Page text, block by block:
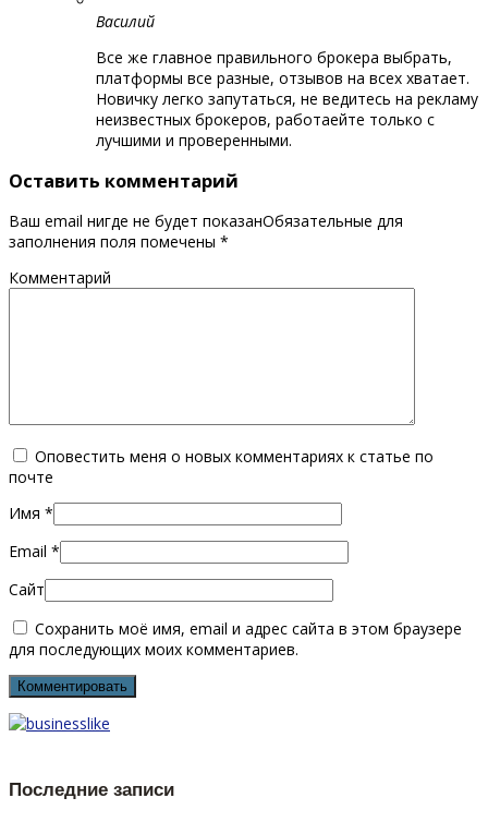
Василий
Все же главное правильного брокера выбрать,
платформы все разные, отзывов на всех хватает.
Новичку легко запутаться, не ведитесь на рекламу
неизвестных брокеров, работаейте только с
лучшими и проверенными.
Оставить комментарий
Ваш email нигде не будет показанОбязательные для
заполнения поля помечены *
Комментарий
Оповестить меня о новых комментариях к статье по
почте
Имя *
Email *
Сайт
Сохранить моё имя, email и адрес сайта в этом браузере
для последующих моих комментариев.
Последние записи